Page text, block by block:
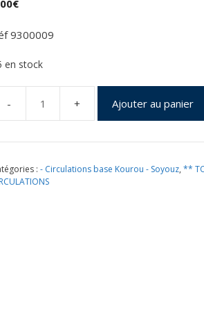
€
9300009
en stock
Ajouter au panier
:- Circulations base Kourou - Soyouz,**